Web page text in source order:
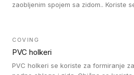
zaobljenim spojem sa zidom.. Koriste
rešenje).
COVING
PVC holkeri
PVC holkeri se koriste za formiranje